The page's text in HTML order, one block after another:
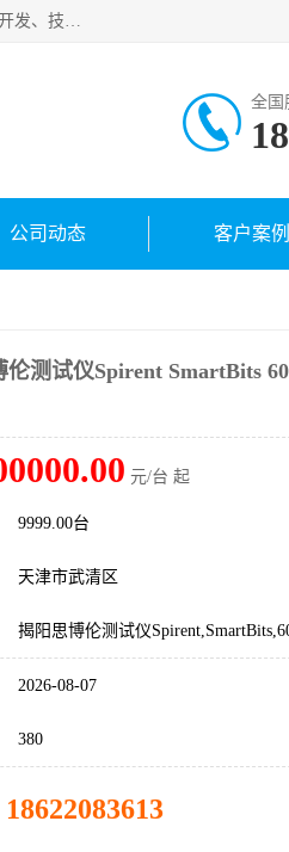
天津市信仪科科技有限公司成立于2013年，注册地位于天津市西青区。经营范围包括计算机软件、电子产品、仪器技术开发、技术转让、技术咨询、技术服务、网络工程、电子监控工程安装等；主要产品有：网络流量测试仪、Ixia XM2、XM12、XGS2、XGS12、400T、1600T、X16网络协议分析仪，Agilent N2X 等等各种型号，欢迎来电咨询。
全国
公司动态 客户案例
伦测试仪Spirent SmartBits
元/台 起
9999.00台
天津市武清区
揭阳思博伦测试仪
2026-08-07
380
18622083613